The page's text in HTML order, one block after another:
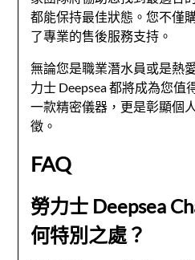
都能保持最佳狀態。您不僅
了專業的售後服務支持。
無論您是職業潛水員或是熱
力士 Deepsea 都將成為您值
一款精密儀器，更是彰顯個
徵。
FAQ
勞力士 Deepsea
何特別之處？